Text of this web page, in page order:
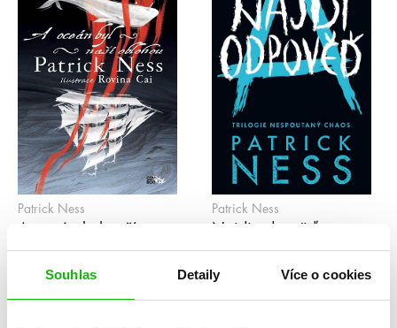
Souhlas Detaily Více o cookies
Patrick Ness
A oceán byl naší
oblohou
Patrick Ness
Najdi odpověď